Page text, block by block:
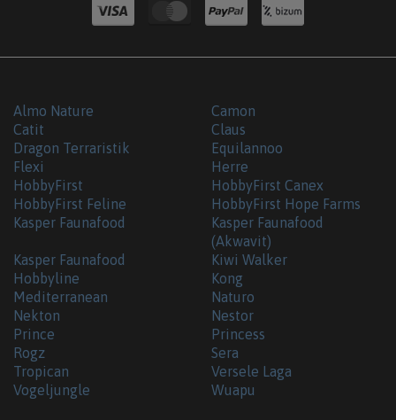
Almo Nature
Camon
Catit
Claus
Dragon Terraristik
Equilannoo
Flexi
Herre
HobbyFirst
HobbyFirst Canex
HobbyFirst Feline
HobbyFirst Hope Farms
Kasper Faunafood
Kasper Faunafood
(Akwavit)
Kasper Faunafood
Hobbyline
Kiwi Walker
Kong
Mediterranean
Naturo
Nekton
Nestor
Prince
Princess
Rogz
Sera
Tropican
Versele Laga
Vogeljungle
Wuapu